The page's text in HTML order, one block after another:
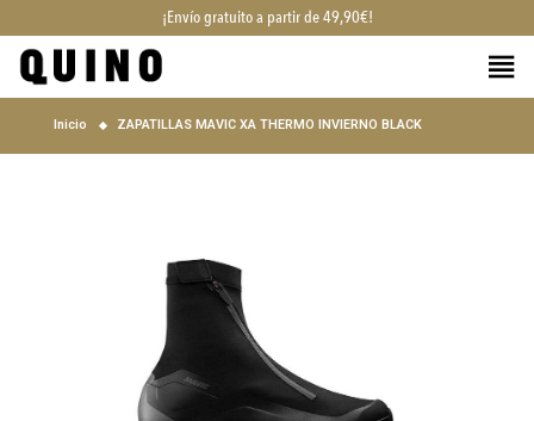
¡Envío gratuito a partir de 49,90€!
Inicio ZAPATILLAS MAVIC XA THERMO INVIERNO BLACK